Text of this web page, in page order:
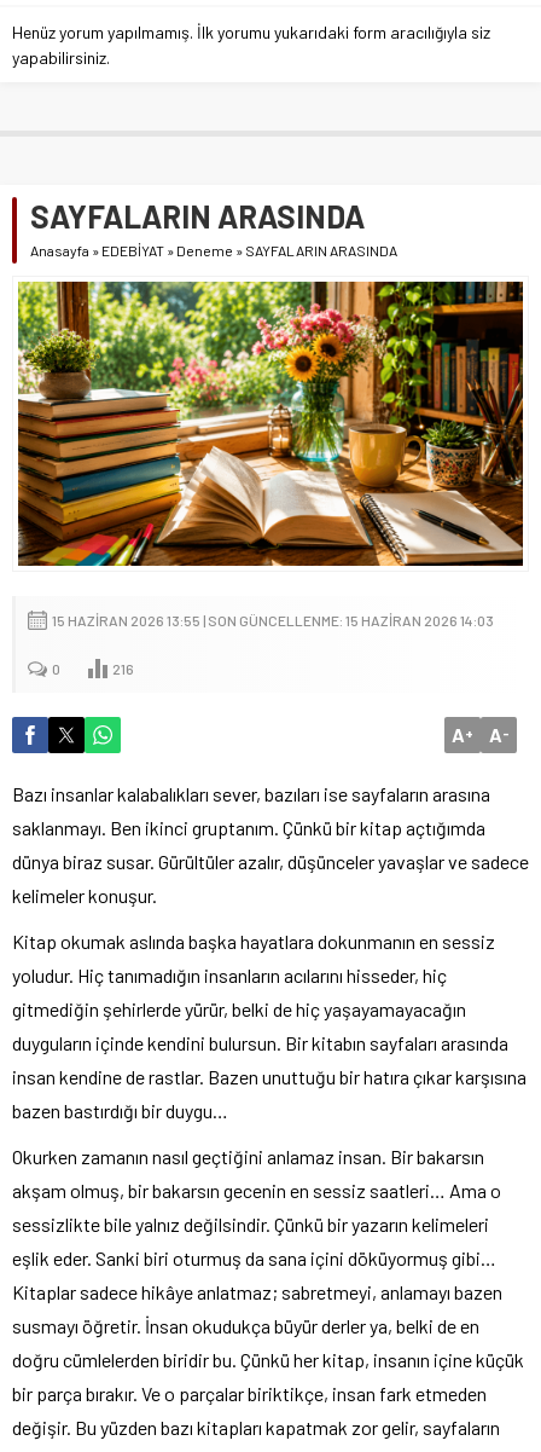
Henüz yorum yapılmamış. İlk yorumu yukarıdaki form aracılığıyla siz
yapabilirsiniz.
SAYFALARIN ARASINDA
Anasayfa » EDEBİYAT » Deneme » SAYFALARIN ARASINDA
15 HAZIRAN 2026 13:55 | SON GÜNCELLENME: 15 HAZIRAN 2026 14:03
0 216
A+ A-
Bazı insanlar kalabalıkları sever, bazıları ise sayfaların arasına
saklanmayı. Ben ikinci gruptanım. Çünkü bir kitap açtığımda
dünya biraz susar. Gürültüler azalır, düşünceler yavaşlar ve sadece
kelimeler konuşur.
Kitap okumak aslında başka hayatlara dokunmanın en sessiz
yoludur. Hiç tanımadığın insanların acılarını hisseder, hiç
gitmediğin şehirlerde yürür, belki de hiç yaşayamayacağın
duyguların içinde kendini bulursun. Bir kitabın sayfaları arasında
insan kendine de rastlar. Bazen unuttuğu bir hatıra çıkar karşısına
bazen bastırdığı bir duygu…
Okurken zamanın nasıl geçtiğini anlamaz insan. Bir bakarsın
akşam olmuş, bir bakarsın gecenin en sessiz saatleri… Ama o
sessizlikte bile yalnız değilsindir. Çünkü bir yazarın kelimeleri
eşlik eder. Sanki biri oturmuş da sana içini döküyormuş gibi…
Kitaplar sadece hikâye anlatmaz; sabretmeyi, anlamayı bazen
susmayı öğretir. İnsan okudukça büyür derler ya, belki de en
doğru cümlelerden biridir bu. Çünkü her kitap, insanın içine küçük
bir parça bırakır. Ve o parçalar biriktikçe, insan fark etmeden
değişir. Bu yüzden bazı kitapları kapatmak zor gelir, sayfaların